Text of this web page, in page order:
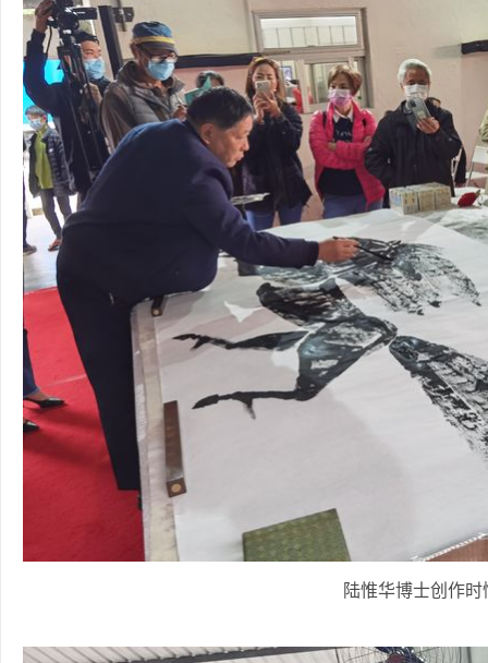
陆惟华博士创作时